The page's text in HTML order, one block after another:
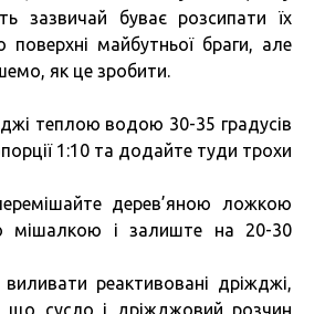
зазвичай буває розсипати їх
майбутньої браги, але
як це зробити.
теплою водою 30-35 градусів
1:10 та додайте туди трохи
дерев’яною ложкою
мішалкою і залиште на 20-30
реактивовані дріжджі,
що сусло і дріжджовий розчин